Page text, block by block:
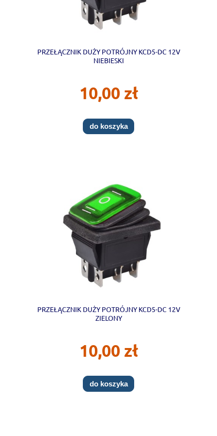
PRZEŁĄCZNIK DUŻY POTRÓJNY KCD5-DC 12V
NIEBIESKI
10,00 zł
do koszyka
PRZEŁĄCZNIK DUŻY POTRÓJNY KCD5-DC 12V
ZIELONY
10,00 zł
do koszyka